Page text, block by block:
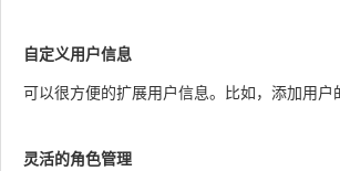
自定义用户信息
可以很方便的扩展用户信息。比如，添加用户
灵活的角色管理